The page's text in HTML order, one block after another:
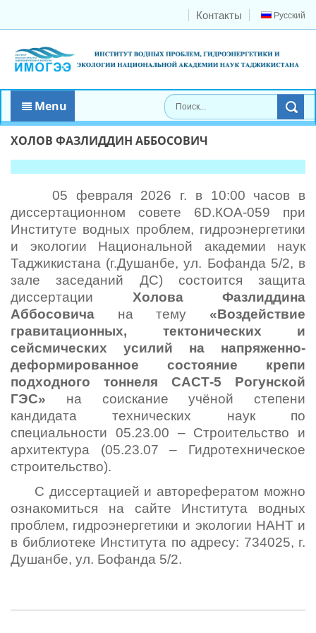
Русский
Контакты
Menu
ХОЛОВ ФАЗЛИДДИН АББОСОВИЧ
05 февраля 2026 г. в 10:00 часов в
диссертационном совете 6D.КОА-059 при
Институте водных проблем, гидроэнергетики
и экологии Национальной академии наук
Таджикистана (г.Душанбе, ул. Бофанда 5/2, в
зале заседаний ДС) состоится защита
диссертации Холова Фазлиддина
Аббосовича на тему «Воздействие
гравитационных, тектонических и
сейсмических усилий на напряженно-
деформированное состояние крепи
подходного тоннеля САСТ-5 Рогунской
ГЭС» на соискание учёной степени
кандидата технических наук по
специальности 05.23.00 – Строительство и
архитектура (05.23.07 – Гидротехническое
строительство).
С диссертацией и авторефератом можно
ознакомиться на сайте Института водных
проблем, гидроэнергетики и экологии НАНТ и
в библиотеке Института по адресу: 734025, г.
Душанбе, ул. Бофанда 5/2.